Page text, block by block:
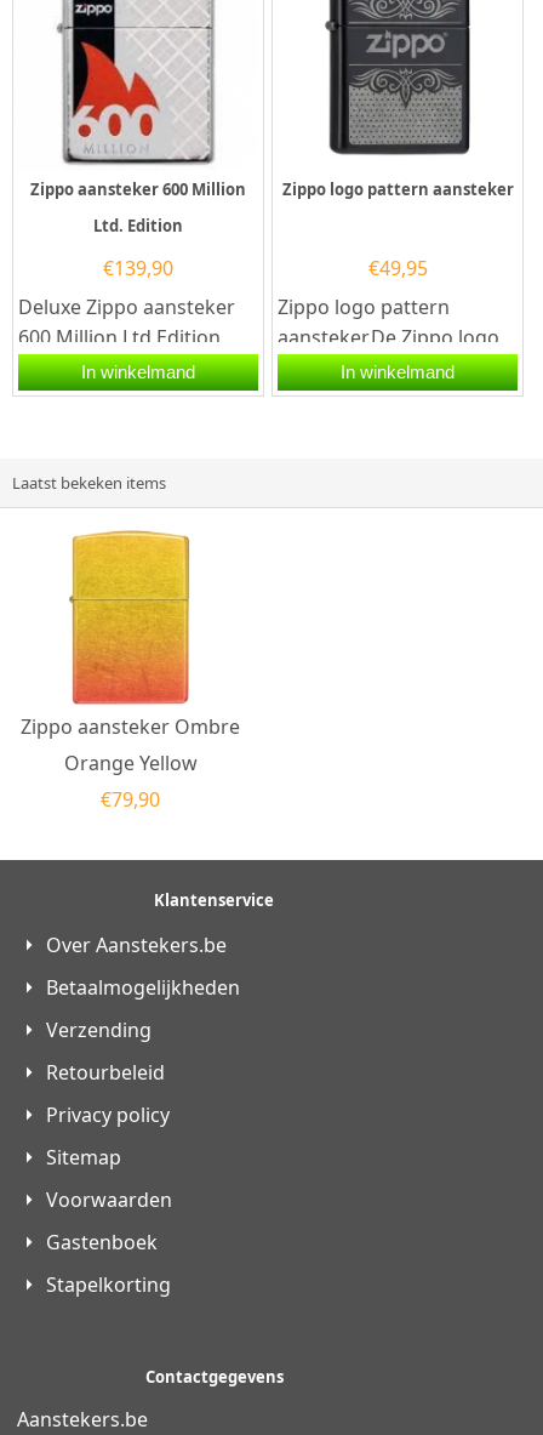
Zippo aansteker 600 Million
Ltd. Edition
€139,90
Deluxe Zippo aansteker
600 Million Ltd Edition.
Deze Zippo aansteker
heeft een hoogglans
In winkelmand
Zippo logo pattern aansteker
€49,95
Zippo logo pattern
aansteker.De Zippo logo
pattern aansteker heeft
een mat zwarte
In winkelmand
Laatst bekeken items
Zippo aansteker Ombre
Orange Yellow
€79,90
Klantenservice
Over Aanstekers.be
Betaalmogelijkheden
Verzending
Retourbeleid
Privacy policy
Sitemap
Voorwaarden
Gastenboek
Stapelkorting
Contactgegevens
Aanstekers.be